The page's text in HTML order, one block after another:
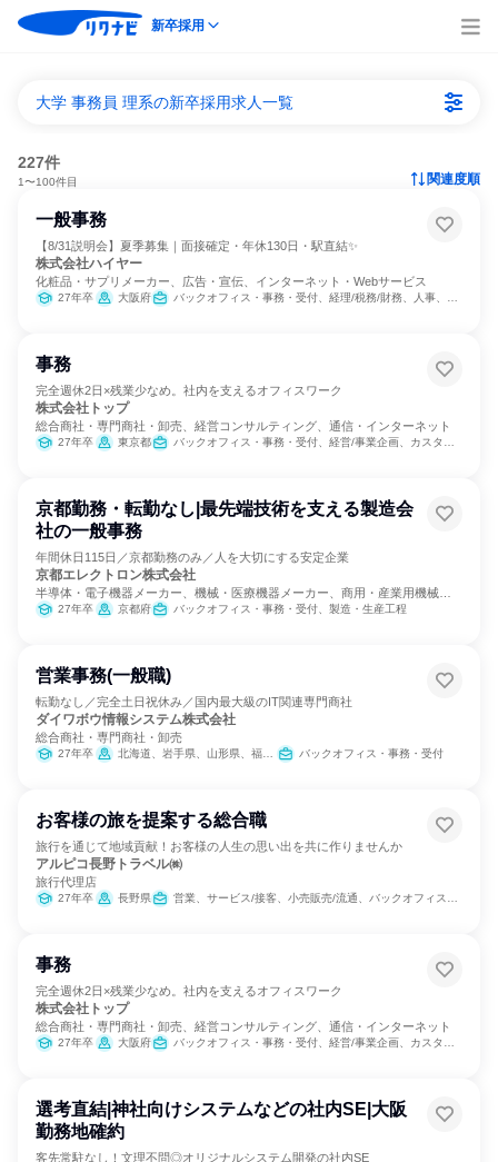
新卒採用
大学 事務員 理系の新卒採用求人一覧
227件
1〜100件目 関連度順
一般事務
【8/31説明会】夏季募集｜面接確定・年休130日・駅直結✨
株式会社ハイヤー
化粧品・サプリメーカー、広告・宣伝、インターネット・Webサービス
27年卒 大阪府 バックオフィス・事務・受付、経理/税務/財務、人事、総務
事務
完全週休2日×残業少なめ。社内を支えるオフィスワーク
株式会社トップ
総合商社・専門商社・卸売、経営コンサルティング、通信・インターネット
27年卒 東京都 バックオフィス・事務・受付、経営/事業企画、カスタマーサポート/コールセンター
京都勤務・転勤なし|最先端技術を支える製造会
社の一般事務
年間休日115日／京都勤務のみ／人を大切にする安定企業
京都エレクトロン株式会社
半導体・電子機器メーカー、機械・医療機器メーカー、商用・産業用機械サ
ービス27年卒 京都府 バックオフィス・事務・受付、製造・生産工程
営業事務(一般職)
転勤なし／完全土日祝休み／国内最大級のIT関連専門商社
ダイワボウ情報システム株式会社
総合商社・専門商社・卸売
27年卒 北海道、岩手県、山形県、福島県、群馬県、千葉県、東京都、福井県、岐阜県、静岡県、愛知県、広島県、山口県、高知県、熊本県、宮崎県、鹿児島県、沖縄県 バックオフィス・事務・受付
お客様の旅を提案する総合職
旅行を通じて地域貢献！お客様の人生の思い出を共に作りませんか
アルピコ長野トラベル㈱
旅行代理店
27年卒 長野県 営業、サービス/接客、小売販売/流通、バックオフィス・事務・受付
事務
完全週休2日×残業少なめ。社内を支えるオフィスワーク
株式会社トップ
総合商社・専門商社・卸売、経営コンサルティング、通信・インターネット
27年卒 大阪府 バックオフィス・事務・受付、経営/事業企画、カスタマーサポート/コールセンター
選考直結|神社向けシステムなどの社内SE|大阪
勤務地確約
客先常駐なし！文理不問◎オリジナルシステム開発の社内SE